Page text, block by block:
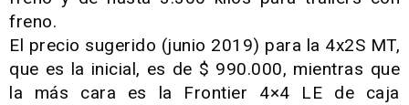
freno.
El precio sugerido (junio 2019) para la 4x2S MT,
que es la inicial, es de $ 990.000, mientras que
la más cara es la Frontier 4×4 LE de caja